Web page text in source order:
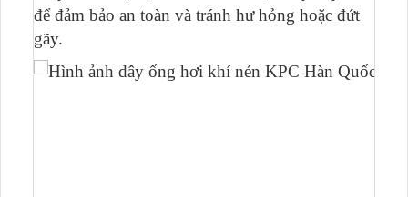
để đảm bảo an toàn và tránh hư hỏng hoặc đứt
gãy.